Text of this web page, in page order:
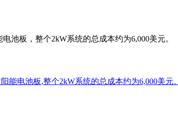
池板，整个2kW系统的总成本约为6,000美元。
能电池板,整个2kW系统的总成本约为6,000美元。